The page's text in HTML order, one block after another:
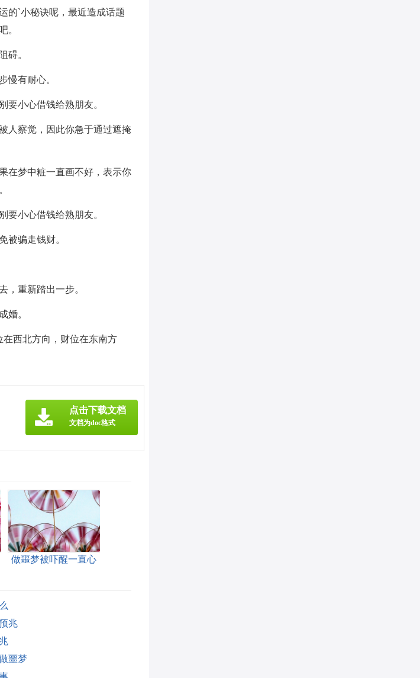
的`小秘诀呢，最近造成话题
。
碍。
慢有耐心。
要小心借钱给熟朋友。
人察觉，因此你急于通过遮掩
在梦中粧一直画不好，表示你
要小心借钱给熟朋友。
被骗走钱财。
，重新踏出一步。
婚。
西北方向，财位在东南方
点击下载文档
文档为doc格式
做噩梦被吓醒一直心
兆
噩梦